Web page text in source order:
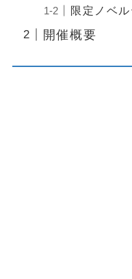
限定ノベ
開催概要